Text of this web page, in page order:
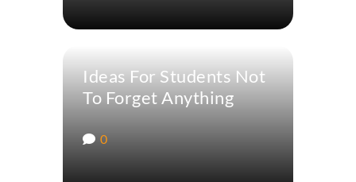
Ideas For Students Not
To Forget Anything
0